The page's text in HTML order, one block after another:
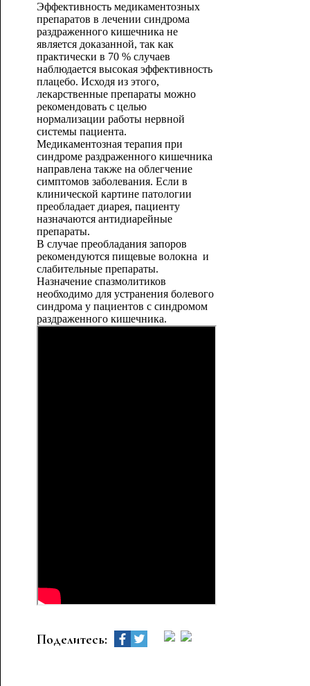
Эффективность медикаментозных
препаратов в лечении синдрома
раздраженного кишечника не
является доказанной, так как
практически в 70 % случаев
наблюдается высокая эффективность
плацебо. Исходя из этого,
лекарственные препараты можно
рекомендовать с целью
нормализации работы нервной
системы пациента.
Медикаментозная терапия при
синдроме раздраженного кишечника
направлена также на облегчение
симптомов заболевания. Если в
клинической картине патологии
преобладает диарея, пациенту
назначаются антидиарейные
препараты.
В случае преобладания запоров
рекомендуются пищевые волокна и
слабительные препараты.
Назначение спазмолитиков
необходимо для устранения болевого
синдрома у пациентов с синдромом
раздраженного кишечника.
Поделитесь: